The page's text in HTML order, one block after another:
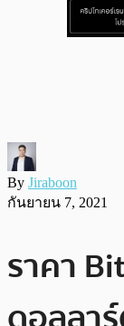
By Jiraboon
กันยายน 7, 2021
ราคา